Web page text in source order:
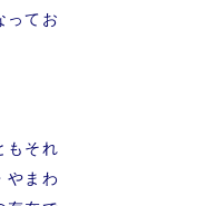
ってお
もそれ
やまわ